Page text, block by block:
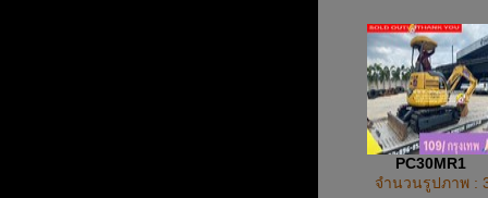
PC30MR1
จำนวนรูปภาพ :